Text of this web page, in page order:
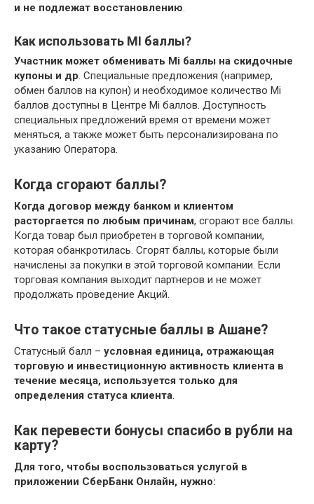
и не подлежат восстановлению.
Как использовать MI баллы?
Участник может обменивать Mi баллы на скидочные
купоны и др. Специальные предложения (например,
обмен баллов на купон) и необходимое количество Mi
баллов доступны в Центре Mi баллов. Доступность
специальных предложений время от времени может
меняться, а также может быть персонализирована по
указанию Оператора.
Когда сгорают баллы?
Когда договор между банком и клиентом
расторгается по любым причинам, сгорают все баллы.
Когда товар был приобретен в торговой компании,
которая обанкротилась. Сгорят баллы, которые были
начислены за покупки в этой торговой компании. Если
торговая компания выходит партнеров и не может
продолжать проведение Акций.
Что такое статусные баллы в Ашане?
Статусный балл – условная единица, отражающая
торговую и инвестиционную активность клиента в
течение месяца, используется только для
определения статуса клиента.
Как перевести бонусы спасибо в рубли на
карту?
Для того, чтобы воспользоваться услугой в
приложении СберБанк Онлайн, нужно: